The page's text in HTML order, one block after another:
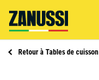
Retour à Tables de cuisson